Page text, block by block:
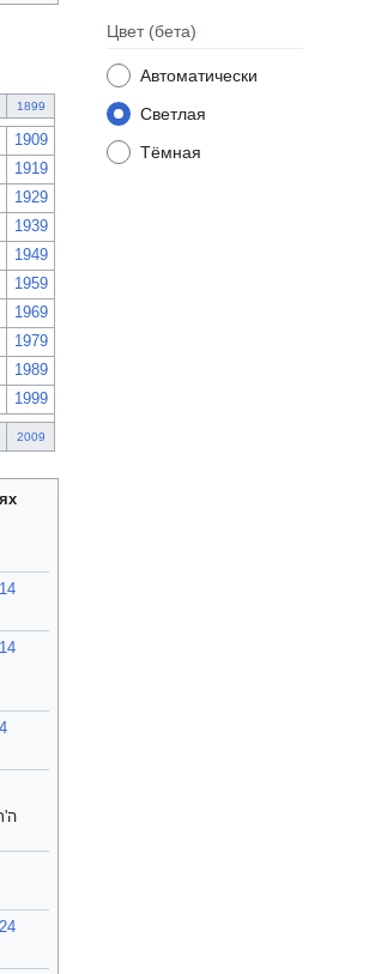
Цвет (бета)
Автоматически
Светлая
Тёмная
1899
1909
1919
1929
1939
1949
1959
1969
1979
1989
1999
2009
14
14
4
24